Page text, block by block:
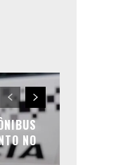
NO